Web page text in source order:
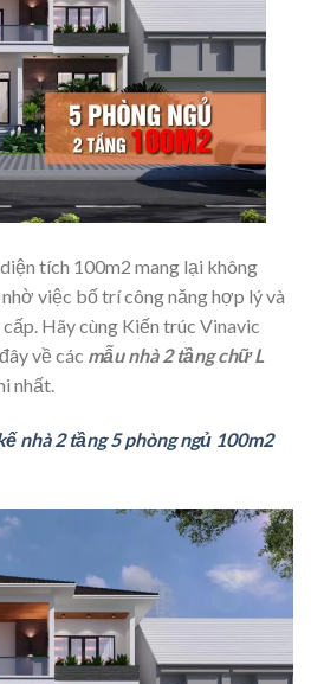
tích 100m2 mang lại không
việc bố trí công năng hợp lý và
Hãy cùng Kiến trúc Vinavic
về các mẫu nhà 2 tầng chữ L
nhất.
nhà 2 tầng 5 phòng ngủ 100m2